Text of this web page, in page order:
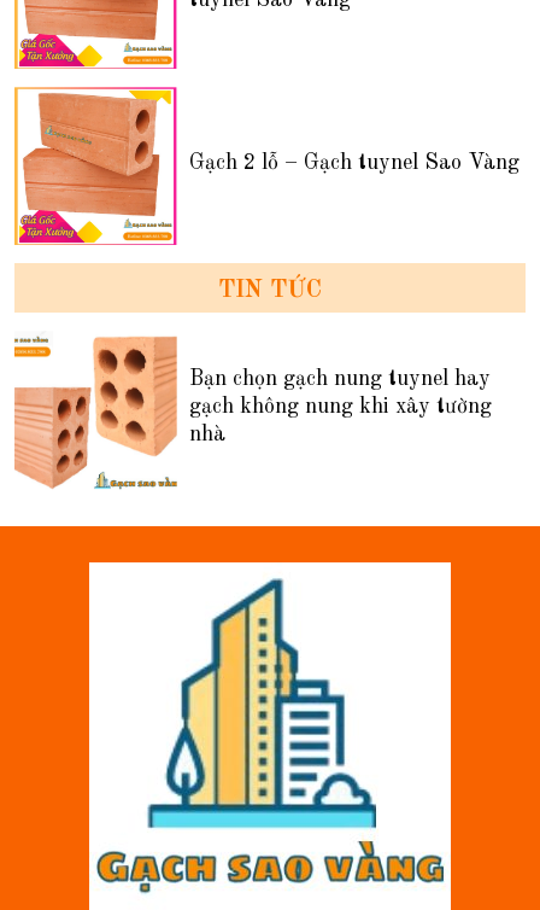
Gạch 2 lỗ – Gạch tuynel Sao Vàng
TIN TỨC
Bạn chọn gạch nung tuynel hay
gạch không nung khi xây tường
nhà